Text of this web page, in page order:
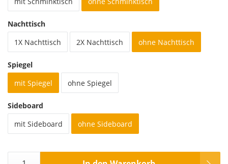
Nachttisch
1X Nachttisch
2X Nachttisch ohne Nachttisch
Spiegel
mit Spiegel
ohne Spiegel
Sideboard
mit Sideboard
ohne Sideboard